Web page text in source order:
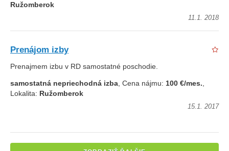
Ružomberok
11.1. 2018
Prenájom izby
Prenajmem izbu v RD samostatné poschodie.
samostatná nepriechodná izba, Cena nájmu: 100 €/mes.,
Lokalita: Ružomberok
15.1. 2017